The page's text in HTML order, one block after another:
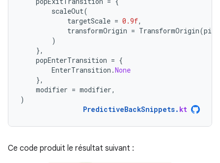
scaleOut(
targetScale = 0.9f,
transformOrigin = TransformOrigin(
)
},
popEnterTransition = {
EnterTransition .None
},
modifier = modifier,
)
PredictiveBackSnippets. kt
Ce code produit le résultat suivant :